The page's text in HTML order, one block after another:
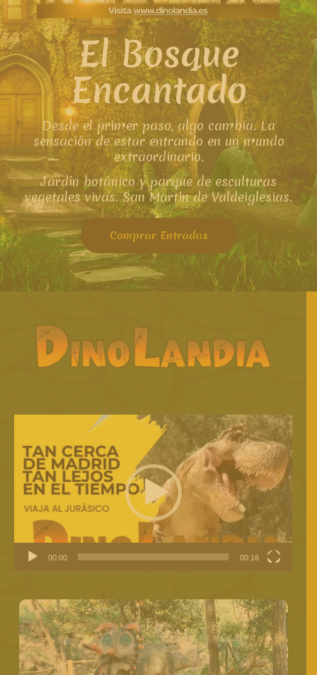
El Bosque
Encantado
Desde el primer paso, algo cambia. La
sensación de estar entrando en un mundo
extraordinario.
Comprar Entradas
Jardín botánico y parque de esculturas
vegetales vivas. San Martín de Valdeiglesias.
vídeo
00:00 00:16